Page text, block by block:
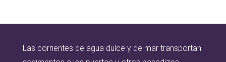
Las corrientes de agua dulce y de mar transportan